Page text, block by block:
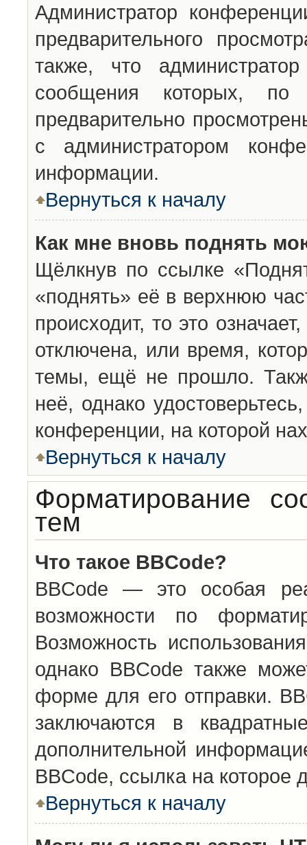
Администратор
предварительного
также, что
сообщения которых,
предварительно
с администратором
информации.
Вернуться к началу
Как мне вновь поднять
Щёлкнув по ссылке
«поднять» её в верхнюю
происходит, то это
отключена, или время,
темы, ещё не прошло.
неё, однако
конференции, на которой
Вернуться к началу
Форматирование
тем
Что такое BBCode?
BBCode — это особая
возможности по
Возможность
однако BBCode также
форме для его отправки.
заключаются в
дополнительной
BBCode, ссылка на
Вернуться к началу